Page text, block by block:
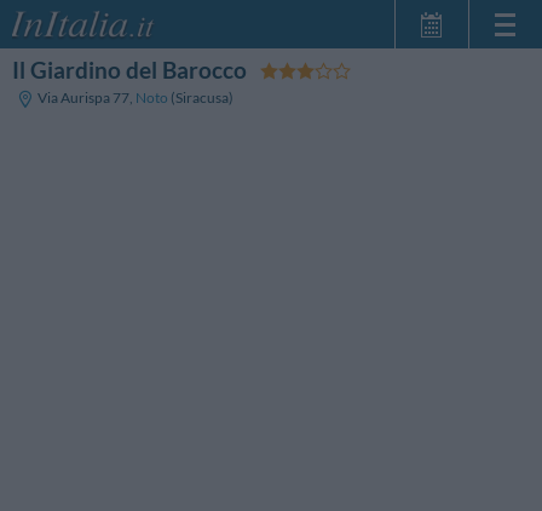
Il Giardino del Barocco
Via Aurispa 77, Noto (Siracusa)